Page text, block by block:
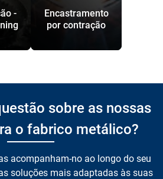
-
Encastramento
por contração
sobre as nossas
o fabrico metálico?
acompanham-no ao longo do seu
soluções mais adaptadas às suas